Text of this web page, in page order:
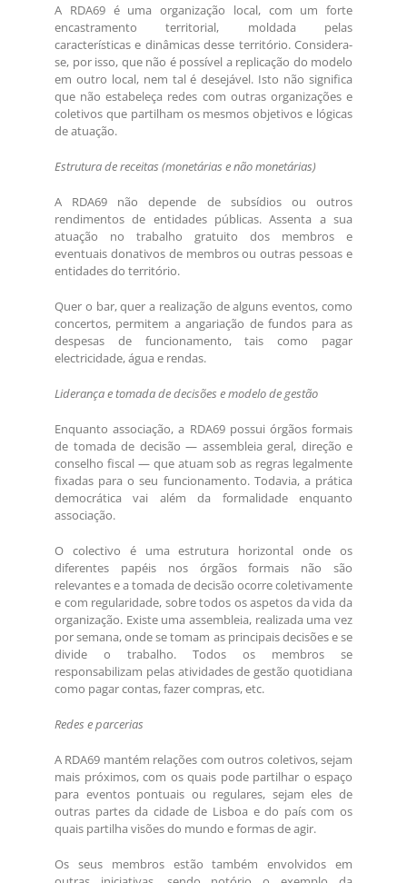
A RDA69 é uma organização local, com um forte
encastramento territorial, moldada pelas
características e dinâmicas desse território. Considera-
se, por isso, que não é possível a replicação do modelo
em outro local, nem tal é desejável. Isto não significa
que não estabeleça redes com outras organizações e
coletivos que partilham os mesmos objetivos e lógicas
de atuação.
Estrutura de receitas (monetárias e não monetárias)
A RDA69 não depende de subsídios ou outros
rendimentos de entidades públicas. Assenta a sua
atuação no trabalho gratuito dos membros e
eventuais donativos de membros ou outras pessoas e
entidades do território.
Quer o bar, quer a realização de alguns eventos, como
concertos, permitem a angariação de fundos para as
despesas de funcionamento, tais como pagar
electricidade, água e rendas.
Liderança e tomada de decisões e modelo de gestão
Enquanto associação, a RDA69 possui órgãos formais
de tomada de decisão — assembleia geral, direção e
conselho fiscal — que atuam sob as regras legalmente
fixadas para o seu funcionamento. Todavia, a prática
democrática vai além da formalidade enquanto
associação.
O colectivo é uma estrutura horizontal onde os
diferentes papéis nos órgãos formais não são
relevantes e a tomada de decisão ocorre coletivamente
e com regularidade, sobre todos os aspetos da vida da
organização. Existe uma assembleia, realizada uma vez
por semana, onde se tomam as principais decisões e se
divide o trabalho. Todos os membros se
responsabilizam pelas atividades de gestão quotidiana
como pagar contas, fazer compras, etc.
Redes e parcerias
A RDA69 mantém relações com outros coletivos, sejam
mais próximos, com os quais pode partilhar o espaço
para eventos pontuais ou regulares, sejam eles de
outras partes da cidade de Lisboa e do país com os
quais partilha visões do mundo e formas de agir.
Os seus membros estão também envolvidos em